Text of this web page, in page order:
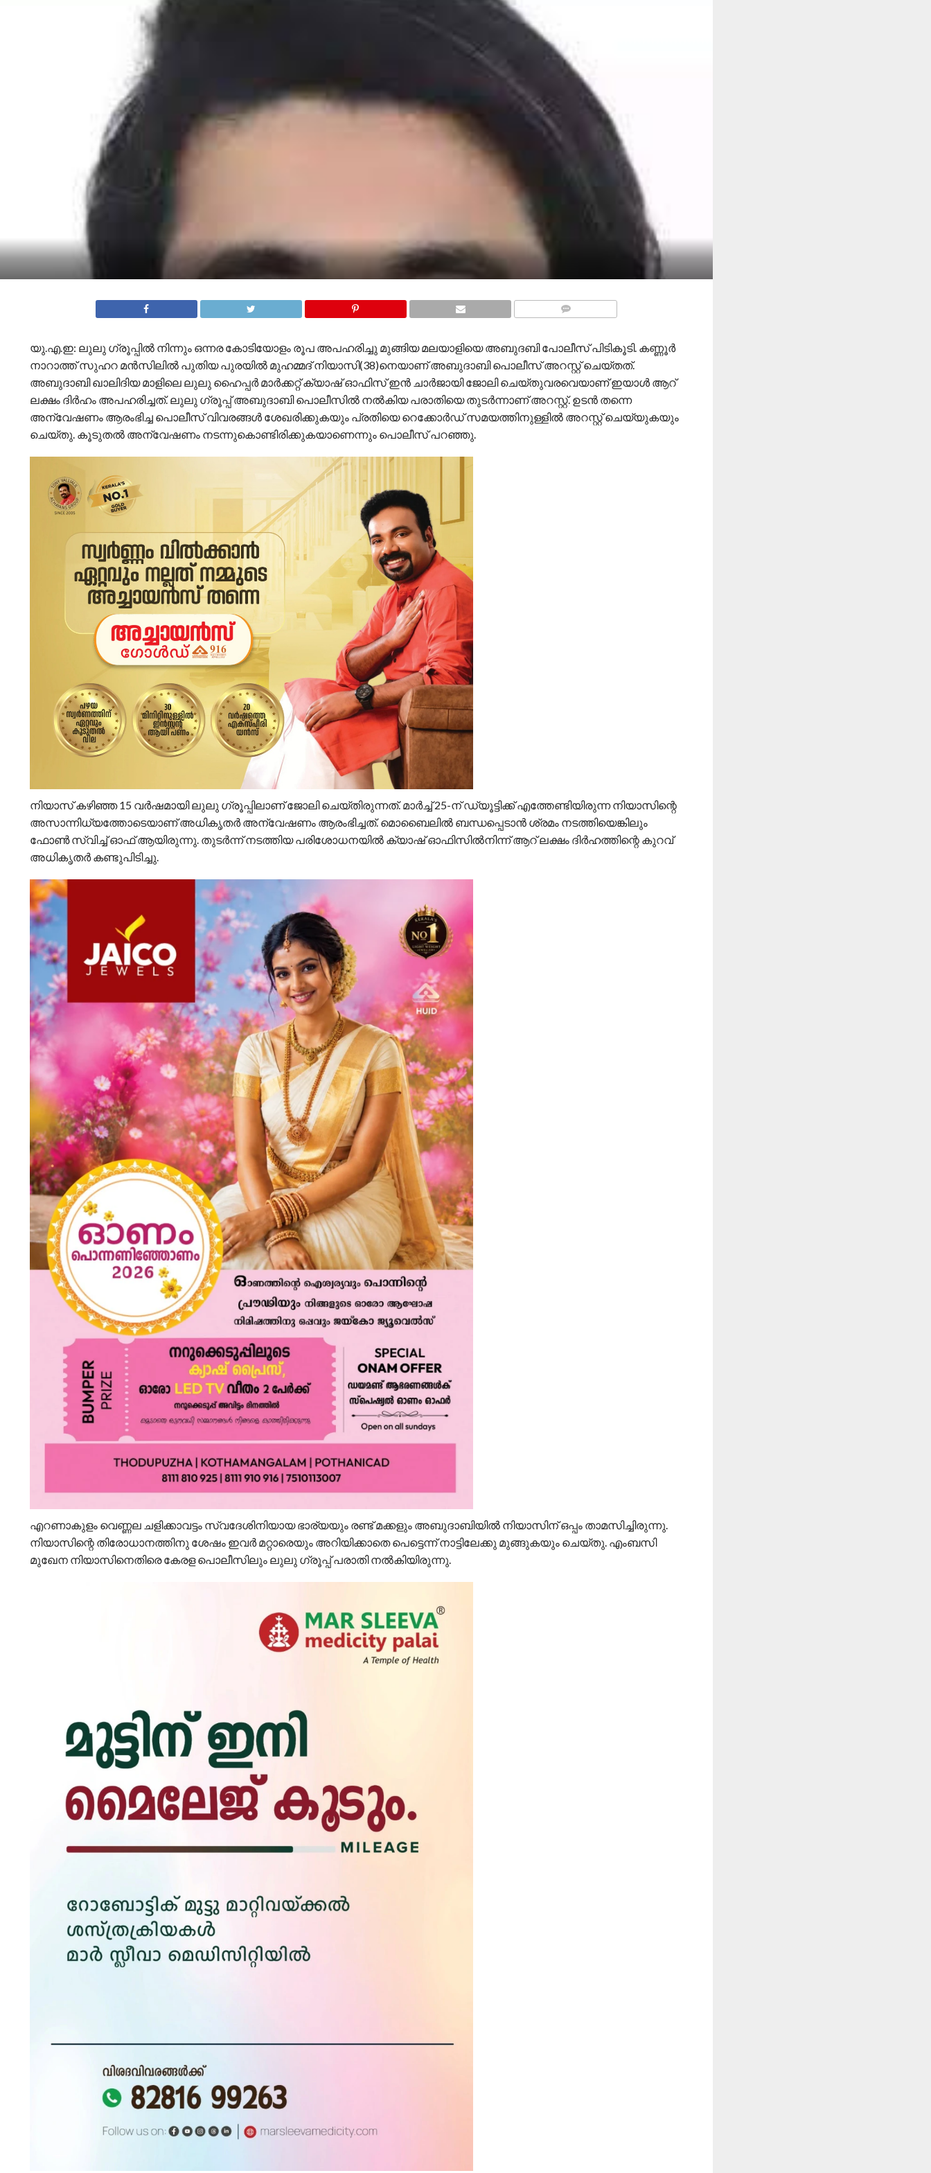
യു.എ.ഇ: ലുലു ഗ്രൂപ്പിൽ നിന്നും ഒന്നര കോടിയോളം രൂപ അപഹരിച്ചു മുങ്ങിയ മലയാളിയെ അബുദബി പോലീസ് പിടികൂടി. കണ്ണൂർ
നാറാത്ത് സുഹറ മൻസിലിൽ പുതിയ പുരയിൽ മുഹമ്മദ് നിയാസി(38)നെയാണ് അബുദാബി പൊലീസ് അറസ്റ്റ് ചെയ്തത്.
അബുദാബി ഖാലിദിയ മാളിലെ ലുലു ഹൈപ്പർ മാർക്കറ്റ് ക്യാഷ് ഓഫിസ് ഇൻ ചാർജായി ജോലി ചെയ്തുവരവെയാണ് ഇയാള്‍ ആറ്
ലക്ഷം ദിർഹം അപഹരിച്ചത്. ലുലു ഗ്രൂപ്പ് അബുദാബി പൊലീസില്‍ നല്‍കിയ പരാതിയെ തുടർന്നാണ് അറസ്റ്റ്. ഉടൻ തന്നെ
അന്വേഷണം ആരംഭിച്ച പൊലീസ് വിവരങ്ങൾ ശേഖരിക്കുകയും പ്രതിയെ റെക്കോർഡ് സമയത്തിനുള്ളിൽ അറസ്റ്റ് ചെയ്യുകയും
ചെയ്തു. കൂടുതൽ അന്വേഷണം നടന്നുകൊണ്ടിരിക്കുകയാണെന്നും പൊലീസ് പറഞ്ഞു.
നിയാസ് കഴിഞ്ഞ 15 വർഷമായി ലുലു ഗ്രൂപ്പിലാണ് ജോലി ചെയ്തിരുന്നത്. മാര്‍ച്ച് 25-ന് ഡ്യൂട്ടിക്ക് എത്തേണ്ടിയിരുന്ന നിയാസിന്റെ
അസാന്നിധ്യത്തോടെയാണ് അധികൃതര്‍ അന്വേഷണം ആരംഭിച്ചത്. മൊബൈലില്‍ ബന്ധപ്പെടാന്‍ ശ്രമം നടത്തിയെങ്കിലും
ഫോണ്‍ സ്വിച്ച് ഓഫ് ആയിരുന്നു. തുടര്‍ന്ന് നടത്തിയ പരിശോധനയില്‍ ക്യാഷ് ഓഫിസില്‍നിന്ന് ആറ് ലക്ഷം ദിര്‍ഹത്തിന്റെ കുറവ്
അധികൃതര്‍ കണ്ടുപിടിച്ചു.
എറണാകുളം വെണ്ണല ചളിക്കാവട്ടം സ്വദേശിനിയായ ഭാര്യയും രണ്ട് മക്കളും അബുദാബിയിൽ നിയാസിന് ഒപ്പം താമസിച്ചിരുന്നു.
നിയാസിന്റെ തിരോധാനത്തിനു ശേഷം ഇവർ മറ്റാരെയും അറിയിക്കാതെ പെട്ടെന്ന് നാട്ടിലേക്കു മുങ്ങുകയും ചെയ്തു. എംബസി
മുഖേന നിയാസിനെതിരെ കേരള പൊലീസിലും ലുലു ഗ്രൂപ്പ് പരാതി നൽകിയിരുന്നു.